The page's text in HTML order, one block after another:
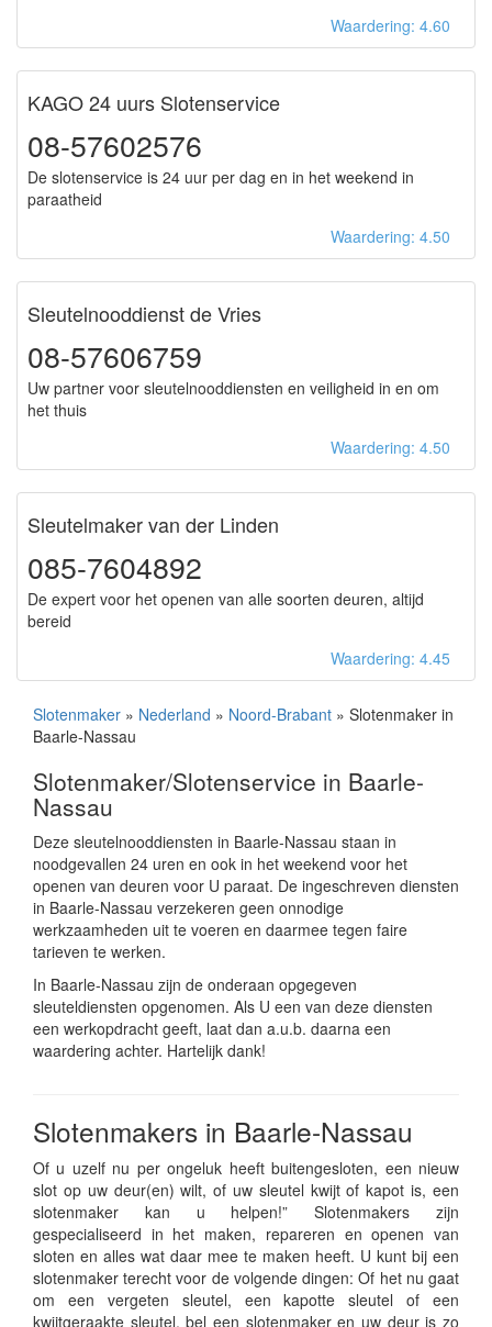
Waardering: 4.60
KAGO 24 uurs Slotenservice
08-57602576
De slotenservice is 24 uur per dag en in het weekend in
paraatheid
Waardering: 4.50
Sleutelnooddienst de Vries
08-57606759
Uw partner voor sleutelnooddiensten en veiligheid in en om
het thuis
Waardering: 4.50
Sleutelmaker van der Linden
085-7604892
De expert voor het openen van alle soorten deuren, altijd
bereid
Waardering: 4.45
Slotenmaker » Nederland » Noord-Brabant » Slotenmaker in
Baarle-Nassau
Slotenmaker/Slotenservice in Baarle-
Nassau
Deze sleutelnooddiensten in Baarle-Nassau staan in
noodgevallen 24 uren en ook in het weekend voor het
openen van deuren voor U paraat. De ingeschreven diensten
in Baarle-Nassau verzekeren geen onnodige
werkzaamheden uit te voeren en daarmee tegen faire
tarieven te werken.
In Baarle-Nassau zijn de onderaan opgegeven
sleuteldiensten opgenomen. Als U een van deze diensten
een werkopdracht geeft, laat dan a.u.b. daarna een
waardering achter. Hartelijk dank!
Slotenmakers in Baarle-Nassau
Of u uzelf nu per ongeluk heeft buitengesloten, een nieuw
slot op uw deur(en) wilt, of uw sleutel kwijt of kapot is, een
slotenmaker kan u helpen!” Slotenmakers zijn
gespecialiseerd in het maken, repareren en openen van
sloten en alles wat daar mee te maken heeft. U kunt bij een
slotenmaker terecht voor de volgende dingen: Of het nu gaat
om een vergeten sleutel, een kapotte sleutel of een
kwijtgeraakte sleutel, bel een slotenmaker en uw deur is zo